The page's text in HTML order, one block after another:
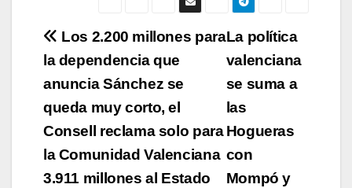
Navegación
de
entradas
La política
valenciana
se suma a
las
Hogueras
con
Mompó y
Los 2.200 millones para
la dependencia que
anuncia Sánchez se
queda muy corto, el
Consell reclama solo para
la Comunidad Valenciana
3.911 millones al Estado